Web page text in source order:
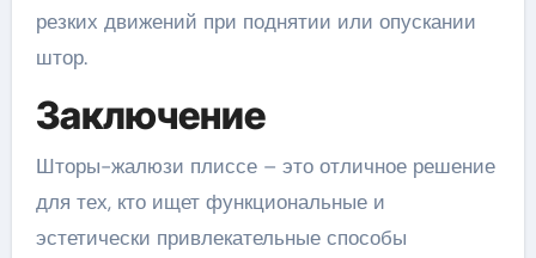
резких движений при поднятии или опускании
штор.
Заключение
Шторы-жалюзи плиссе – это отличное решение
для тех, кто ищет функциональные и
эстетически привлекательные способы